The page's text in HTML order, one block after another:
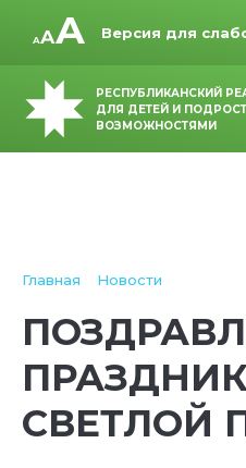
Версия для
РЕСПУБЛИКАНСКИЙ
ДЛЯ ДЕТЕЙ И
ВОЗМОЖНОСТЯМИ
Главная Новости
СВЕТЛОЙ